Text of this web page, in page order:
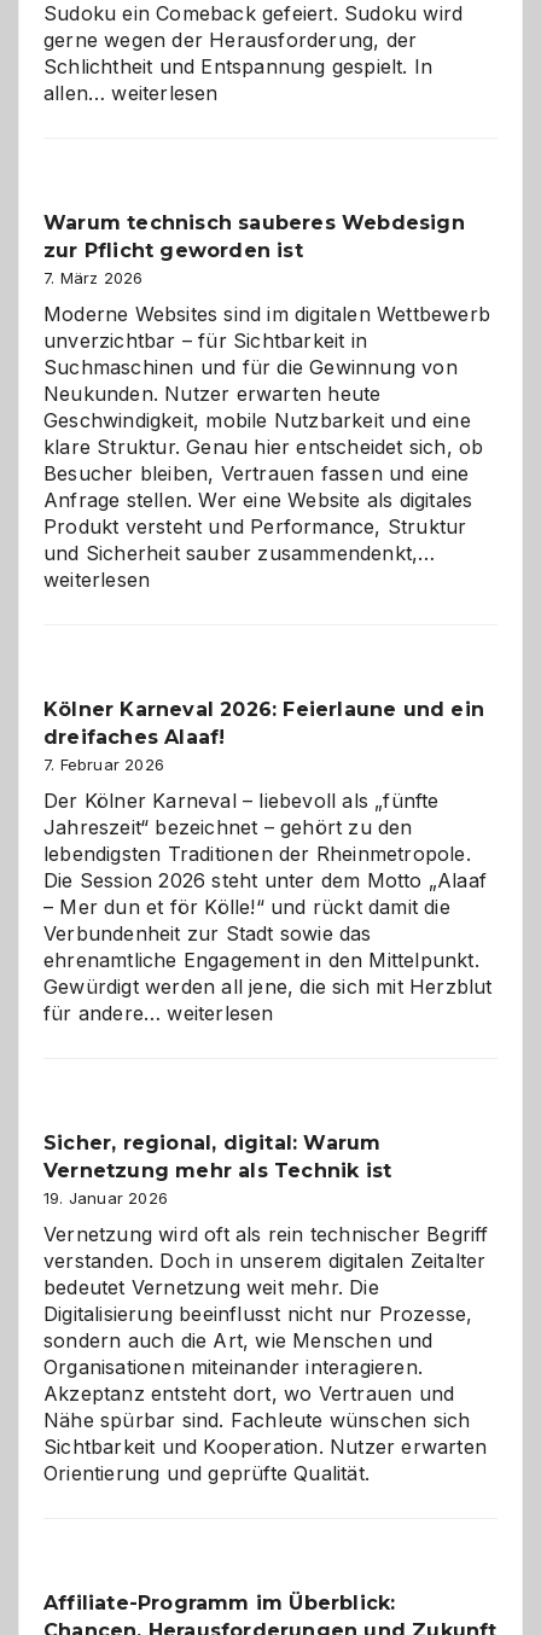
Sudoku ein Comeback gefeiert. Sudoku wird
gerne wegen der Herausforderung, der
Schlichtheit und Entspannung gespielt. In
allen…Sudoku
den
Logikrätseln
weiterlesen
Warum technisch sauberes Webdesign
zur Pflicht geworden ist
7. März 2026
Moderne Websites sind im digitalen Wettbewerb
unverzichtbar – für Sichtbarkeit in
Suchmaschinen und für die Gewinnung von
Neukunden. Nutzer erwarten heute
Geschwindigkeit, mobile Nutzbarkeit und eine
klare Struktur. Genau hier entscheidet sich, ob
Besucher bleiben, Vertrauen fassen und eine
Anfrage stellen. Wer eine Website als digitales
Produkt versteht und Performance, Struktur
und Sicherheit sauber zusammendenkt,…
geworden
weiterlesen
Kölner Karneval 2026: Feierlaune und ein
dreifaches Alaaf!
7. Februar 2026
Der Kölner Karneval – liebevoll als „fünfte
Jahreszeit“ bezeichnet – gehört zu den
lebendigsten Traditionen der Rheinmetropole.
Die Session 2026 steht unter dem Motto „Alaaf
– Mer dun et för Kölle!“ und rückt damit die
Verbundenheit zur Stadt sowie das
ehrenamtliche Engagement in den Mittelpunkt.
Gewürdigt werden all jene, die sich mit Herzblut
für andere…Kölner
ein
dreifaches
Alaaf!
weiterlesen
Sicher, regional, digital: Warum
Vernetzung mehr als Technik ist
19. Januar 2026
Vernetzung wird oft als rein technischer Begriff
verstanden. Doch in unserem digitalen Zeitalter
bedeutet Vernetzung weit mehr. Die
Digitalisierung beeinflusst nicht nur Prozesse,
sondern auch die Art, wie Menschen und
Organisationen miteinander interagieren.
Akzeptanz entsteht dort, wo Vertrauen und
Nähe spürbar sind. Fachleute wünschen sich
Sichtbarkeit und Kooperation. Nutzer erwarten
Orientierung und geprüfte Qualität.
Affiliate-Programm im Überblick: